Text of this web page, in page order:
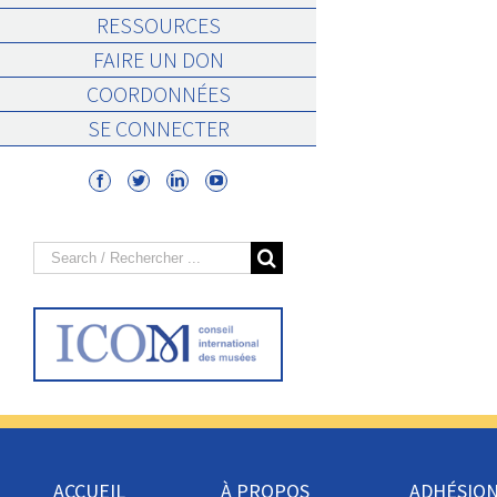
RESSOURCES
FAIRE UN DON
COORDONNÉES
SE CONNECTER
Search
ACCUEIL À PROPOS ADHÉSION